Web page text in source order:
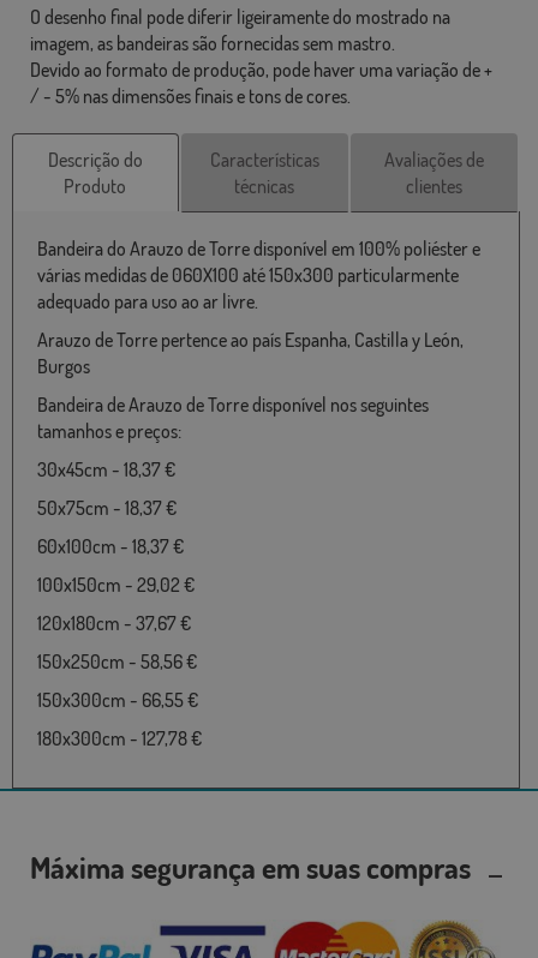
O desenho final pode diferir ligeiramente do mostrado na
imagem, as bandeiras são fornecidas sem mastro.
Devido ao formato de produção, pode haver uma variação de +
/ - 5% nas dimensões finais e tons de cores.
Descrição do
Produto
Características
técnicas
Avaliações de
clientes
Bandeira do Arauzo de Torre disponível em 100% poliéster e
várias medidas de 060X100 até 150x300 particularmente
adequado para uso ao ar livre.
Arauzo de Torre pertence ao país Espanha, Castilla y León,
Burgos
Bandeira de Arauzo de Torre disponível nos seguintes
tamanhos e preços:
30x45cm - 18,37 €
50x75cm - 18,37 €
60x100cm - 18,37 €
100x150cm - 29,02 €
120x180cm - 37,67 €
150x250cm - 58,56 €
150x300cm - 66,55 €
180x300cm - 127,78 €
Máxima segurança em suas compras